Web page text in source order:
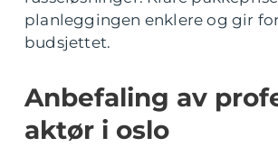
planleggingen enklere og gir
budsjettet.
Anbefaling av
aktør i oslo